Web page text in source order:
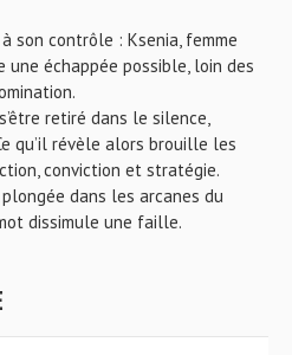
son contrôle : Ksenia, femme
une échappée possible, loin des
retiré dans le silence,
qu’il révèle alors brouille les
conviction et stratégie.
dans les arcanes du
dissimule une faille.